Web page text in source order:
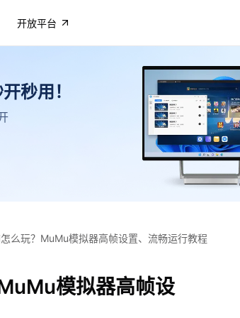
开放平台
秒用！
么玩？MuMu模拟器高帧设置、流畅运行教程
模拟器高帧设